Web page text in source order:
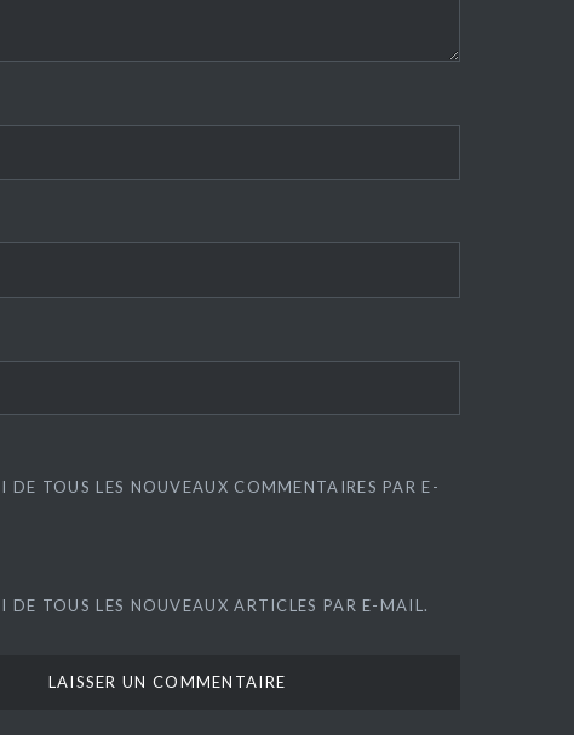
DE TOUS LES NOUVEAUX COMMENTAIRES PAR E-
DE TOUS LES NOUVEAUX ARTICLES PAR E-MAIL.